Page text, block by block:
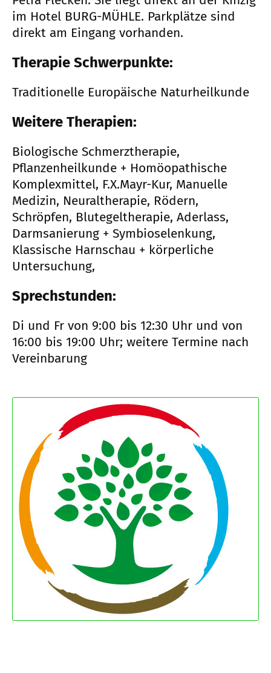
im Hotel BURG-MÜHLE. Parkplätze sind
direkt am Eingang vorhanden.
Therapie Schwerpunkte:
Traditionelle Europäische Naturheilkunde
Weitere Therapien:
Biologische Schmerztherapie,
Pflanzenheilkunde + Homöopathische
Komplexmittel, F.X.Mayr-Kur, Manuelle
Medizin, Neuraltherapie, Rödern,
Schröpfen, Blutegeltherapie, Aderlass,
Darmsanierung + Symbioselenkung,
Klassische Harnschau + körperliche
Untersuchung,
Sprechstunden:
Di und Fr von 9:00 bis 12:30 Uhr und von
16:00 bis 19:00 Uhr; weitere Termine nach
Vereinbarung